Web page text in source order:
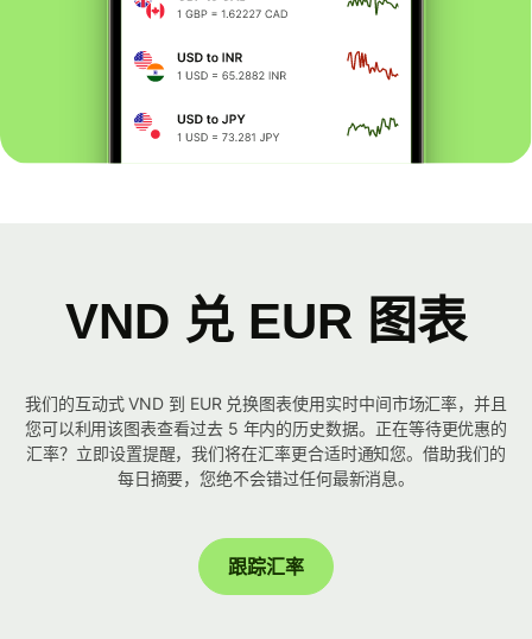
VND 兑 EUR 图表
我们的互动式 VND 到 EUR 兑换图表使用实时中间市场汇率，并且
您可以利用该图表查看过去 5 年内的历史数据。正在等待更优惠的
汇率？立即设置提醒，我们将在汇率更合适时通知您。借助我们的
每日摘要，您绝不会错过任何最新消息。
跟踪汇率